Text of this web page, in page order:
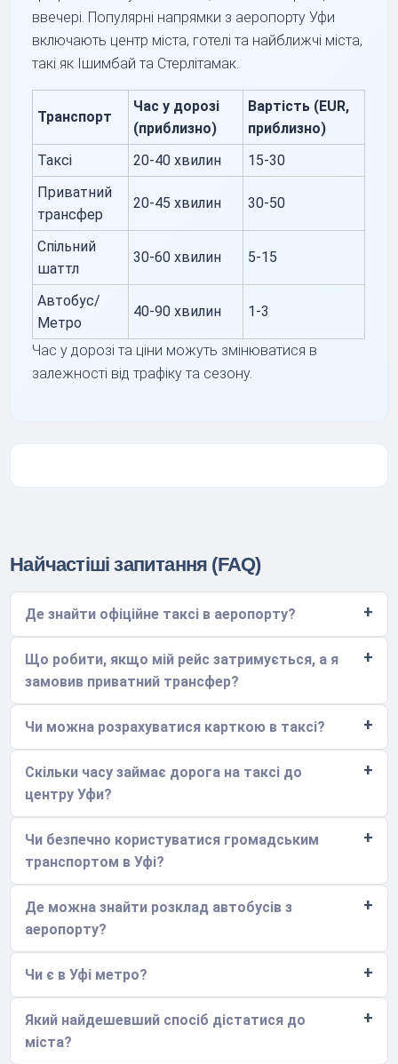
ввечері. Популярні напрямки з аеропорту Уфи
включають центр міста, готелі та найближчі міста,
такі як Ішимбай та Стерлітамак.
Транспорт
Час у дорозі
(приблизно)
Вартість (EUR,
приблизно)
Таксі
20-40 хвилин
15-30
Приватний
трансфер
20-45 хвилин 30-50
Спільний
шаттл
30-60 хвилин 5-15
Автобус/
Метро
40-90 хвилин 1-3
Час у дорозі та ціни можуть змінюватися в
залежності від трафіку та сезону.
Найчастіші запитання (FAQ)
Де знайти офіційне таксі в аеропорту?
Що робити, якщо мій рейс затримується, а я
замовив приватний трансфер?
Чи можна розрахуватися карткою в таксі?
Скільки часу займає дорога на таксі до
центру Уфи?
Чи безпечно користуватися громадським
транспортом в Уфі?
Де можна знайти розклад автобусів з
аеропорту?
Чи є в Уфі метро?
Який найдешевший спосіб дістатися до
міста?